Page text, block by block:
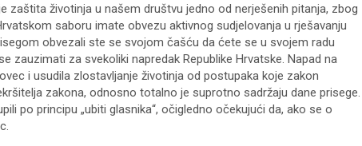
zaštita životinja u našem društvu jedno od nerješenih pitanja, zbog
saboru imate obvezu aktivnog sudjelovanja u rješavanju
obvezali ste se svojom čašću da ćete se u svojem radu
zauzimati za svekoliki napredak Republike Hrvatske. Napad na
i usudila zlostavljanje životinja od postupaka koje zakon
zakona, odnosno totalno je suprotno sadržaju dane prisege.
po principu „ubiti glasnika“, očigledno očekujući da, ako se o